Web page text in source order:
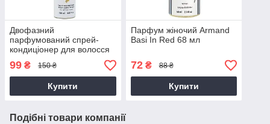
Двофазний
парфумований спрей-
кондиціонер для волосся
Armand Basi in Red Brand
Collection 150 мл
99 ₴ 150 ₴
Купити
Парфум жіночий Armand
Basi In Red 68 мл
72₴ 88 ₴
Купити
Подібні товари компанії